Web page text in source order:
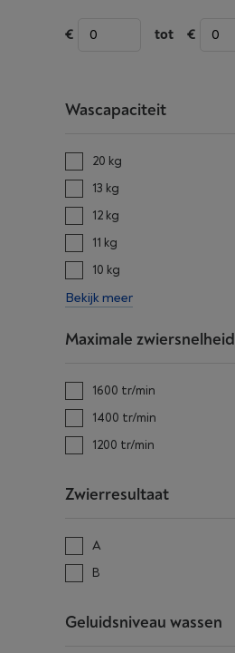
tot
Wascapaciteit
20 kg
13 kg
12 kg
11 kg
10 kg
Bekijk meer
Maximale zwiersnelheid
1600 tr/min
1400 tr/min
1200 tr/min
Zwierresultaat
A
B
Geluidsniveau wassen